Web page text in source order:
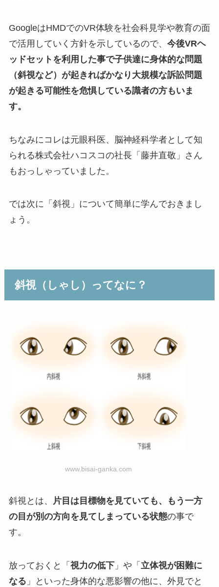
GoogleはHMDでのVR体験を社会科見学や教育の面
で活用していく方針を示しているので、 今後VRヘ
ッドセットを利用した事で子供達に身体的な問題
（斜視など）が起きればかなり大規模な訴訟問題
が起きる可能性を危惧している識者の方もいま
す。
ちなみにコレは元眼科医、脳神経科学者として知
られる株式会社ハコスコの社長「藤井直敬」さん
もおっしゃっていました。
では次に「斜視」について簡単に学んでおきまし
ょう。
斜視（しゃし）ってなに？
www.bisai-ganka.com
斜視とは、
片目は目標物を見ていても、もう一方
の目が別の方向を見てしまっている状態の事で
す。
放っておくと「 視力の低下」や「 立体視が困難に
なる 」といった身体的な悪影響の他に、外見でと